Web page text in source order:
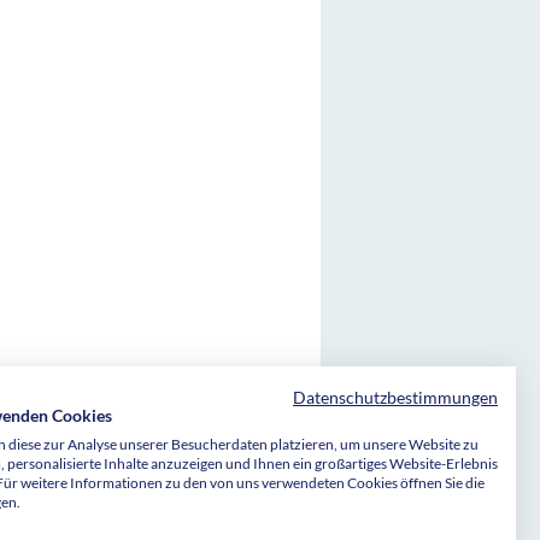
Bethel sind wegen Förderung
besonders förderungswürdig anerkannter
dem Freistellungsbescheid bzw. nach der
des Finanzamtes Bielefeld-
vom 27.01.2021 für den letzten
5 Abs. 1 Nr. 9 des Körperschaftsteuergesetzes
Datenschutzbestimmungen
Cookies
diese zur Analyse unserer Besucherdaten platzieren, um unsere Website zu
personalisierte Inhalte anzuzeigen und Ihnen ein großartiges Website-Erlebnis
weitere Informationen zu den von uns verwendeten Cookies öffnen Sie die